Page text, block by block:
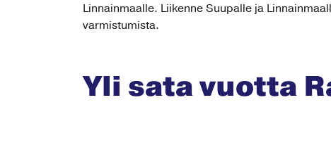
Linnainmaalle. Liikenne Suupalle ja
varmistumista.
Yli sata vuotta